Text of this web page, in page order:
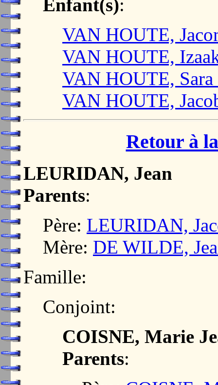
Enfant(s):
VAN HOUTE,
VAN HOUTE,
VAN HOUTE, Sara
VAN HOUTE,
Retour à
LEURIDAN, Jean
Parents:
Père: LEURIDAN,
Mère: DE WILDE,
Famille:
Conjoint:
COISNE, Marie
Parents: